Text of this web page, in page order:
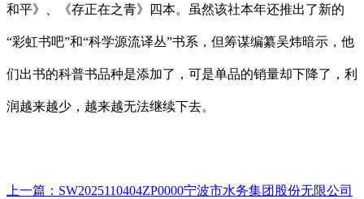
和平》、《存正在之青》四本。虽然该社本年还推出了新的
“彩虹书吧”和“科学源流译丛”书系，但筹谋编纂吴炜暗示，他
们出书的科普书品种是添加了，可是单品的销量却下降了，利
润越来越少，越来越无法继续下去。
上一篇： SW2025110404ZP0000宁波市水务集团股份无限公司